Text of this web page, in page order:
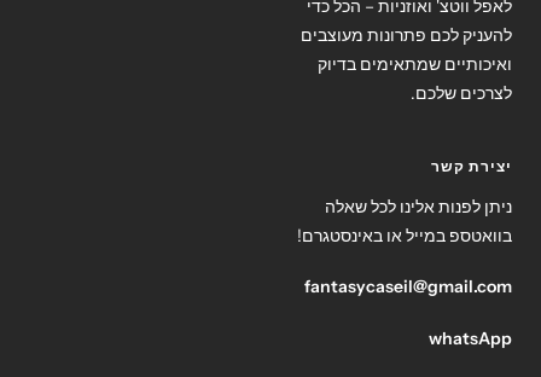
לאפל ווטצ' ואוזניות – הכל כדי
להעניק לכם פתרונות מעוצבים
ואיכותיים שמתאימים בדיוק
לצרכים שלכם.
יצירת קשר
ניתן לפנות אלינו לכל שאלה
בוואטספ במייל או באינסטגרם!
fantasycaseil@gmail.com
whatsApp